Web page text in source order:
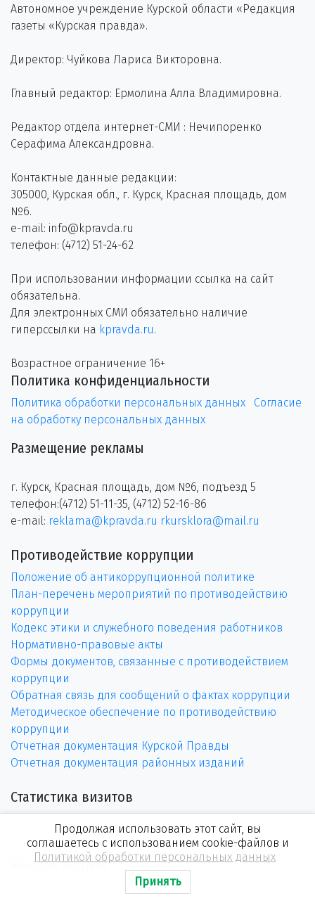
Автономное учреждение Курской области «Редакция
газеты «Курская правда».
Директор: Чуйкова Лариса Викторовна.
Главный редактор: Ермолина Алла Владимировна.
Редактор отдела интернет-СМИ : Нечипоренко
Серафима Александровна.
Контактные данные редакции:
305000, Курская обл., г. Курск, Красная площадь, дом
№6.
e-mail: info@kpravda.ru
телефон: (4712) 51-24-62
При использовании информации ссылка на сайт
обязательна.
Для электронных СМИ обязательно наличие
гиперссылки на kpravda.ru.
Возрастное ограничение 16+
Политика конфиденциальности
Политика обработки персональных данных
Согласие
на обработку персональных данных
Размещение рекламы
г. Курск, Красная площадь, дом №6, подъезд 5
телефон:(4712) 51-11-35, (4712) 52-16-86
e-mail: reklama@kpravda.ru rkursklora@mail.ru
Противодействие коррупции
Положение об антикоррупционной политике
План-перечень мероприятий по противодействию
коррупции
Кодекс этики и служебного поведения работников
Нормативно-правовые акты
Формы документов, связанные с противодействием
коррупции
Обратная связь для сообщений о фактах коррупции
Методическое обеспечение по противодействию
коррупции
Отчетная документация Курской Правды
Отчетная документация районных изданий
Статистика визитов
Продолжая использовать этот сайт, вы
соглашаетесь с использованием cookie-файлов и
Политикой обработки персональных данных
Принять